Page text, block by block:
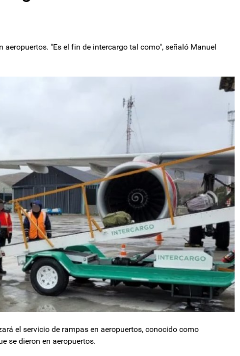
aeropuertos. "Es el fin de intercargo tal como", señaló Manuel
el servicio de rampas en aeropuertos, conocido como
se dieron en aeropuertos.